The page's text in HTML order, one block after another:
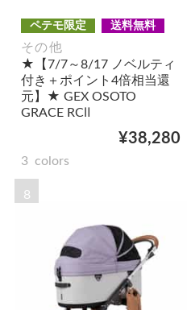
ペテモ限定 送料無料
その他
★【7/7～8/17 ノベルティ
付き＋ポイント4倍相当還
元】★ GEX OSOTO
GRACE RCⅡ
¥38,280
3 colors
8